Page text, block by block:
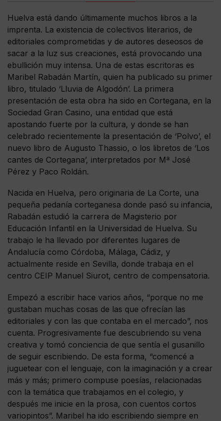
Huelva está dando últimamente muchos libros a la
imprenta. La existencia de colectivos literarios, de
editoriales comprometidas y de autores deseosos de
sacar a la luz sus creaciones, está provocando una
ebullición muy intensa. Una de estas escritoras es
Maribel Rabadán Martín, quien ha publicado su primer
libro, titulado ‘Lluvia de Algodón’. La primera
presentación de esta obra ha sido en Cortegana, en la
Sociedad Gran Casino, una entidad que está
apostando fuerte por la cultura, y donde se han
celebrado recientemente la presentación de ‘Polvo’, el
nuevo libro de Augusto Thassio, o los libretos de ‘Los
cantes de Cortegana’, interpretados por Mª José
Pérez y Paco Roldán.
Nacida en Huelva, pero originaria de La Corte, una
pequeña pedanía corteganesa donde pasó su infancia,
Rabadán estudió la carrera de Magisterio por
Educación Infantil en la Universidad de Huelva. Su
trabajo le ha llevado por diferentes lugares de
Andalucía como Córdoba, Málaga, Cádiz, y
actualmente reside en Sevilla, donde trabaja en el
centro CEIP Manuel Siurot, centro de compensatoria.
Empezó a escribir hace varios años, “porque no me
gustaban muchas cosas de las que ofrecían las
editoriales y con las que contaba en el mercado”, nos
cuenta. Progresivamente fue descubriendo su vena
creativa y tomó conciencia de que sentía el gusanillo
de seguir escribiendo. De esta forma, “comencé a
juguetear con el lenguaje, con la imaginación y a crear
más y más; primero compuse poesías, relacionadas
con la temática que trabajamos en el colegio, y
después me inicie en la prosa, con cuentos cortos
variopintos”. Maribel ha ido escribiendo siempre en